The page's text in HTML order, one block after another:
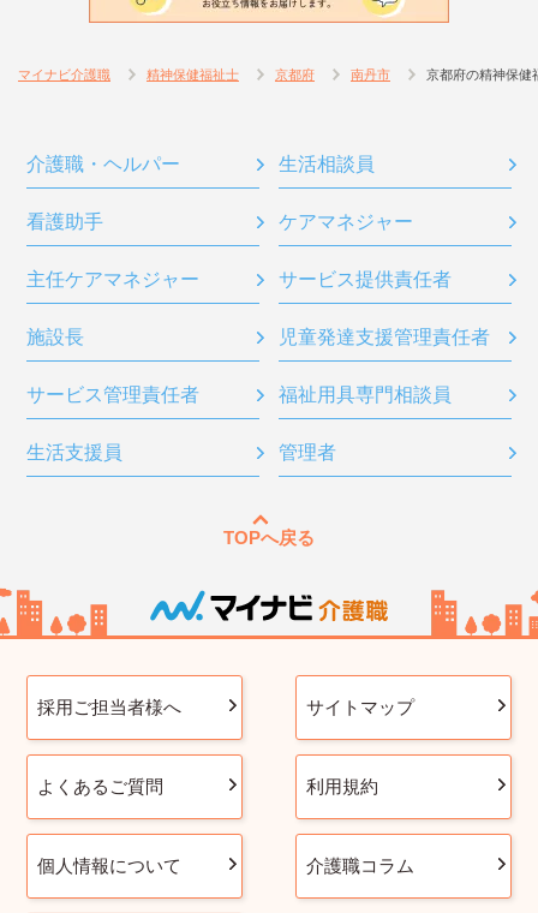
マイナビ介護職 精神保健福祉士 京都府 南丹市 京都府の精神保健
介護職・ヘルパー 生活相談員
看護助手 ケアマネジャー
主任ケアマネジャー サービス提供責任者
施設長 児童発達支援管理責任者
サービス管理責任者 福祉用具専門相談員
生活支援員 管理者
TOPへ戻る
採用ご担当者様へ サイトマップ
よくあるご質問 利用規約
個人情報について 介護職コラム